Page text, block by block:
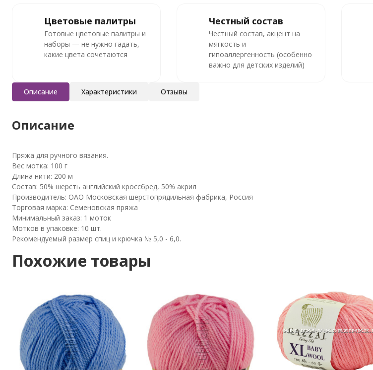
Цветовые палитры
Готовые цветовые палитры и
наборы — не нужно гадать,
какие цвета сочетаются
Честный состав
Честный состав, акцент на
мягкость и
гипоаллергенность (особенно
важно для детских изделий)
Описание Характеристики Отзывы
Описание
Пряжа для ручного вязания.
Вес мотка: 100 г
Длина нити: 200 м
Состав: 50% шерсть английский кроссбред, 50% акрил
Производитель: ОАО Московская шерстопрядильная фабрика, Россия
Торговая марка: Семеновская пряжа
Минимальный заказ: 1 моток
Мотков в упаковке: 10 шт.
Рекомендуемый размер спиц и крючка № 5,0 - 6,0.
Похожие товары